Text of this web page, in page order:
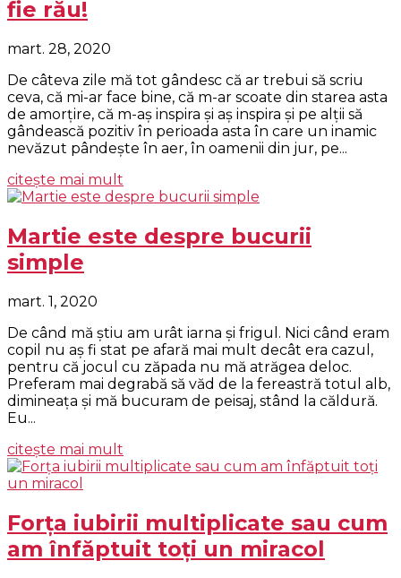
fie rău!
mart. 28, 2020
De câteva zile mă tot gândesc că ar trebui să scriu
ceva, că mi-ar face bine, că m-ar scoate din starea asta
de amorţire, că m-aş inspira şi aş inspira şi pe alţii să
gândească pozitiv în perioada asta în care un inamic
nevăzut pândeşte în aer, în oamenii din jur, pe...
citește mai mult
Martie este despre bucurii
simple
mart. 1, 2020
De când mă ştiu am urât iarna şi frigul. Nici când eram
copil nu aş fi stat pe afară mai mult decât era cazul,
pentru că jocul cu zăpada nu mă atrăgea deloc.
Preferam mai degrabă să văd de la fereastră totul alb,
dimineaţa şi mă bucuram de peisaj, stând la căldură.
Eu...
citește mai mult
Forţa iubirii multiplicate sau cum
am înfăptuit toţi un miracol